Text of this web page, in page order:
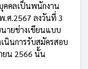
คคลเป็นพนักงาน
.ศ.2567 ลงวันที่ 3
ายช่างเขียนแบบ
นินการรับสมัครสอบ
ยน 2566 นั้น